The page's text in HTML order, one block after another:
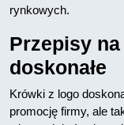
rynkowych.
Przepisy
doskonałe
Krówki z logo
promocję firmy, ale